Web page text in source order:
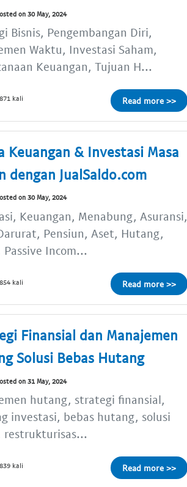
on 30 May, 2024
Bisnis, Pengembangan Diri,
Waktu, Investasi Saham,
Keuangan, Tujuan H...
kali Read more >>
Keuangan & Investasi Masa
dengan JualSaldo.com
on 30 May, 2024
Keuangan, Menabung, Asuransi,
Pensiun, Aset, Hutang,
Passive Incom...
kali Read more >>
Finansial dan Manajemen
Solusi Bebas Hutang
on 31 May, 2024
hutang, strategi finansial,
investasi, bebas hutang, solusi
restrukturisas...
kali Read more >>